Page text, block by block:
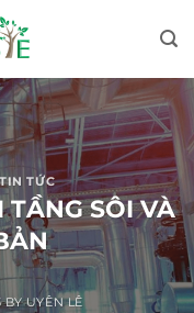
TIN TỨC
TẦNG SÔI VÀ
BYUYÊN LÊ